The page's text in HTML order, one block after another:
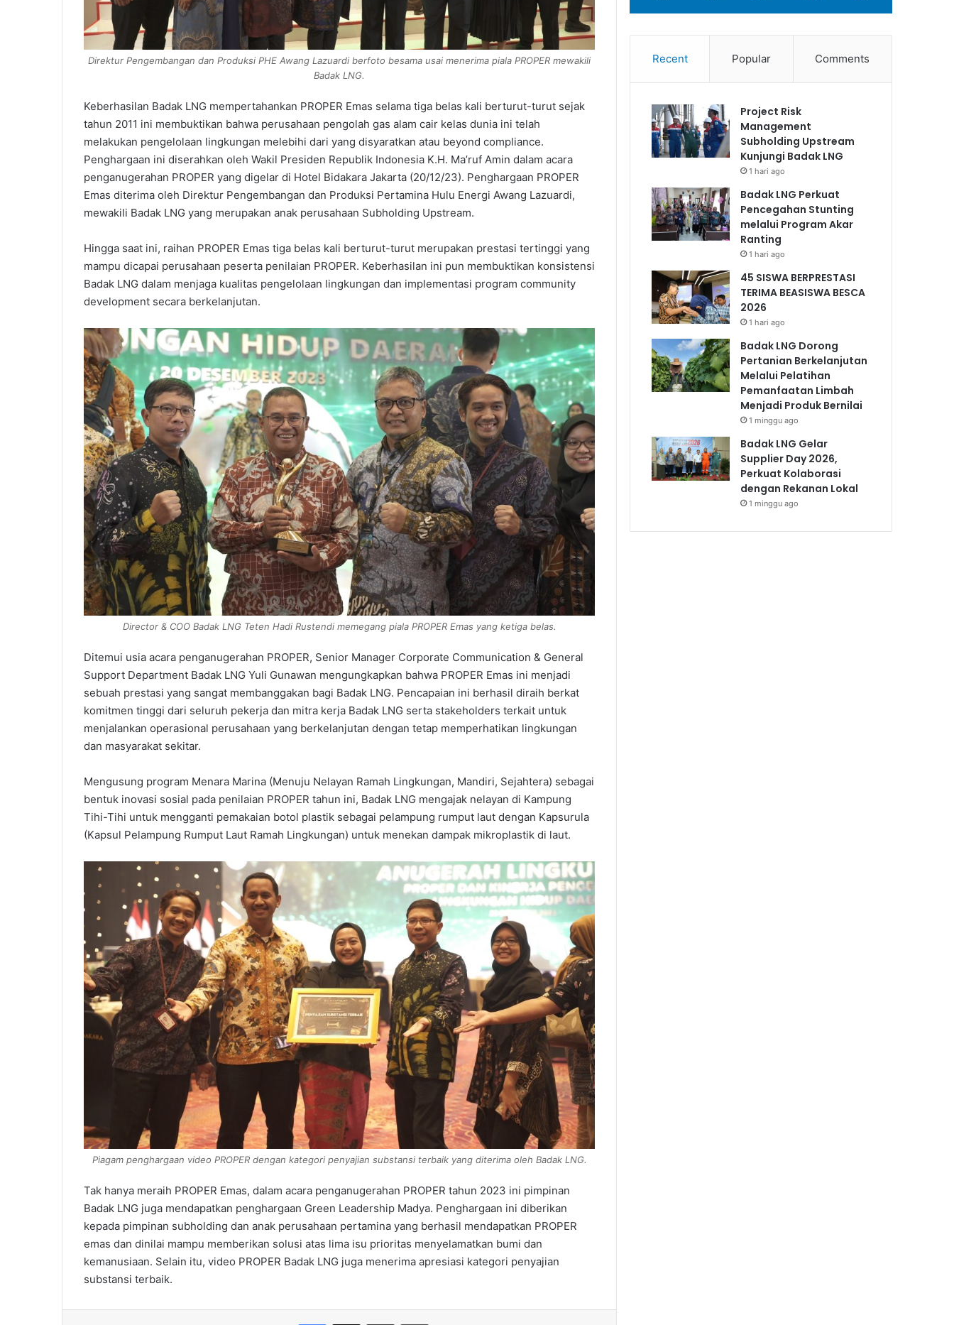
Direktur Pengembangan dan Produksi PHE Awang Lazuardi berfoto besama usai menerima piala PROPER mewakili
Badak LNG.
Keberhasilan Badak LNG mempertahankan PROPER Emas selama tiga belas kali berturut-turut sejak
tahun 2011 ini membuktikan bahwa perusahaan pengolah gas alam cair kelas dunia ini telah
melakukan pengelolaan lingkungan melebihi dari yang disyaratkan atau beyond compliance.
Penghargaan ini diserahkan oleh Wakil Presiden Republik Indonesia K.H. Ma’ruf Amin dalam acara
penganugerahan PROPER yang digelar di Hotel Bidakara Jakarta (20/12/23). Penghargaan PROPER
Emas diterima oleh Direktur Pengembangan dan Produksi Pertamina Hulu Energi Awang Lazuardi,
mewakili Badak LNG yang merupakan anak perusahaan Subholding Upstream.
Hingga saat ini, raihan PROPER Emas tiga belas kali berturut-turut merupakan prestasi tertinggi yang
mampu dicapai perusahaan peserta penilaian PROPER. Keberhasilan ini pun membuktikan konsistensi
Badak LNG dalam menjaga kualitas pengelolaan lingkungan dan implementasi program community
development secara berkelanjutan.
Director & COO Badak LNG Teten Hadi Rustendi memegang piala PROPER Emas yang ketiga belas.
Ditemui usia acara penganugerahan PROPER, Senior Manager Corporate Communication & General
Support Department Badak LNG Yuli Gunawan mengungkapkan bahwa PROPER Emas ini menjadi
sebuah prestasi yang sangat membanggakan bagi Badak LNG. Pencapaian ini berhasil diraih berkat
komitmen tinggi dari seluruh pekerja dan mitra kerja Badak LNG serta stakeholders terkait untuk
menjalankan operasional perusahaan yang berkelanjutan dengan tetap memperhatikan lingkungan
dan masyarakat sekitar.
Mengusung program Menara Marina (Menuju Nelayan Ramah Lingkungan, Mandiri, Sejahtera) sebagai
bentuk inovasi sosial pada penilaian PROPER tahun ini, Badak LNG mengajak nelayan di Kampung
Tihi-Tihi untuk mengganti pemakaian botol plastik sebagai pelampung rumput laut dengan Kapsurula
(Kapsul Pelampung Rumput Laut Ramah Lingkungan) untuk menekan dampak mikroplastik di laut.
Piagam penghargaan video PROPER dengan kategori penyajian substansi terbaik yang diterima oleh Badak LNG.
Tak hanya meraih PROPER Emas, dalam acara penganugerahan PROPER tahun 2023 ini pimpinan
Badak LNG juga mendapatkan penghargaan Green Leadership Madya. Penghargaan ini diberikan
kepada pimpinan subholding dan anak perusahaan pertamina yang berhasil mendapatkan PROPER
emas dan dinilai mampu memberikan solusi atas lima isu prioritas menyelamatkan bumi dan
kemanusiaan. Selain itu, video PROPER Badak LNG juga menerima apresiasi kategori penyajian
substansi terbaik.
Recent Popular Comments
Project Risk
Management
Subholding Upstream
Kunjungi Badak LNG
1 hari ago
Badak LNG Perkuat
Pencegahan Stunting
melalui Program Akar
Ranting
1 hari ago
45 SISWA BERPRESTASI
TERIMA BEASISWA BESCA
2026
1 hari ago
Badak LNG Dorong
Pertanian Berkelanjutan
Melalui Pelatihan
Pemanfaatan Limbah
Menjadi Produk Bernilai
1 minggu ago
Badak LNG Gelar
Supplier Day 2026,
Perkuat Kolaborasi
dengan Rekanan Lokal
1 minggu ago